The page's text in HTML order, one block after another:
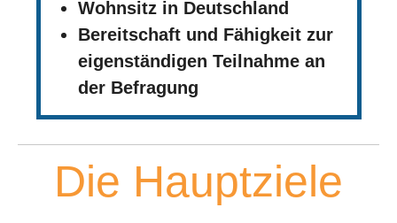
Wohnsitz in Deutschland
Bereitschaft und Fähigkeit zur
eigenständigen Teilnahme an
der Befragung
Die Hauptziele